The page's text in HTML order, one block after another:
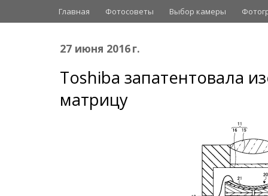
Главная Фотосоветы Выбор камеры
27 июня 2016 г.
Toshiba запатентовала
матрицу